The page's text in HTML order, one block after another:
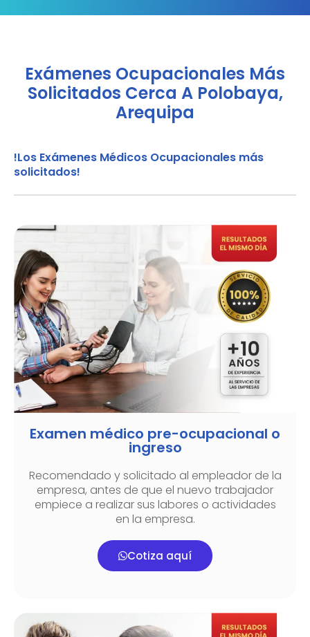
Exámenes Ocupacionales Más
Solicitados Cerca A Polobaya,
Arequipa
!Los Exámenes Médicos Ocupacionales más
solicitados!
Examen médico pre-ocupacional o
ingreso
Recomendado y solicitado al empleador de la
empresa, antes de que el nuevo trabajador
empiece a realizar sus labores o actividades
en la empresa.
Cotiza aquí